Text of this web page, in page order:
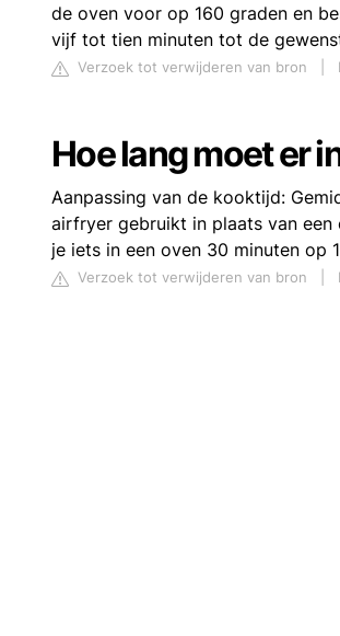
de oven voor op 160 graden en
vijf tot tien minuten tot de
Verzoek tot verwijderen van bron
Hoe lang moet er
Aanpassing van de kooktijd:
airfryer gebruikt in plaats van
je iets in een oven 30 minuten op
Verzoek tot verwijderen van bron